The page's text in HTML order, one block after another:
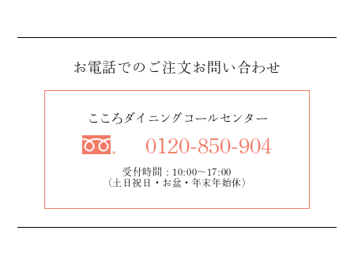
お電話でのご注文お問い合わせ
こころダイニングコールセンター
0120-850-904
受付時間：10:00～17:00
（土日祝日・お盆・年末年始休）